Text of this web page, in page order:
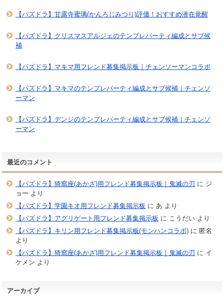
【パズドラ】甘露寺蜜璃(かんろじみつり)評価！おすすめ潜在覚醒
【パズドラ】クリスマスアルジェのテンプレパーティ編成とサブ候
補
【パズドラ】マキマ用フレンド募集掲示板｜チェンソーマンコラボ
【パズドラ】マキマのテンプレパーティ編成とサブ候補｜チェンソ
ーマン
【パズドラ】デンジのテンプレパーティ編成とサブ候補｜チェンソ
ーマン
最近のコメント
【パズドラ】猗窩座(あかざ)用フレンド募集掲示板｜鬼滅の刃 に ジ
ョー より
【パズドラ】学園キオ用フレンド募集掲示板 に あ より
【パズドラ】アグリゲート用フレンド募集掲示板 に こうだいより
【パズドラ】キリン用フレンド募集掲示板(モンハンコラボ)に 匿名
より
【パズドラ】猗窩座(あかざ)用フレンド募集掲示板｜鬼滅の刃 に イ
ケメン より
アーカイブ